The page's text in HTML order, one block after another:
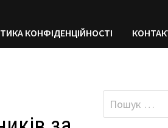
КОНФІДЕНЦІЙНОСТІ
Пошук: